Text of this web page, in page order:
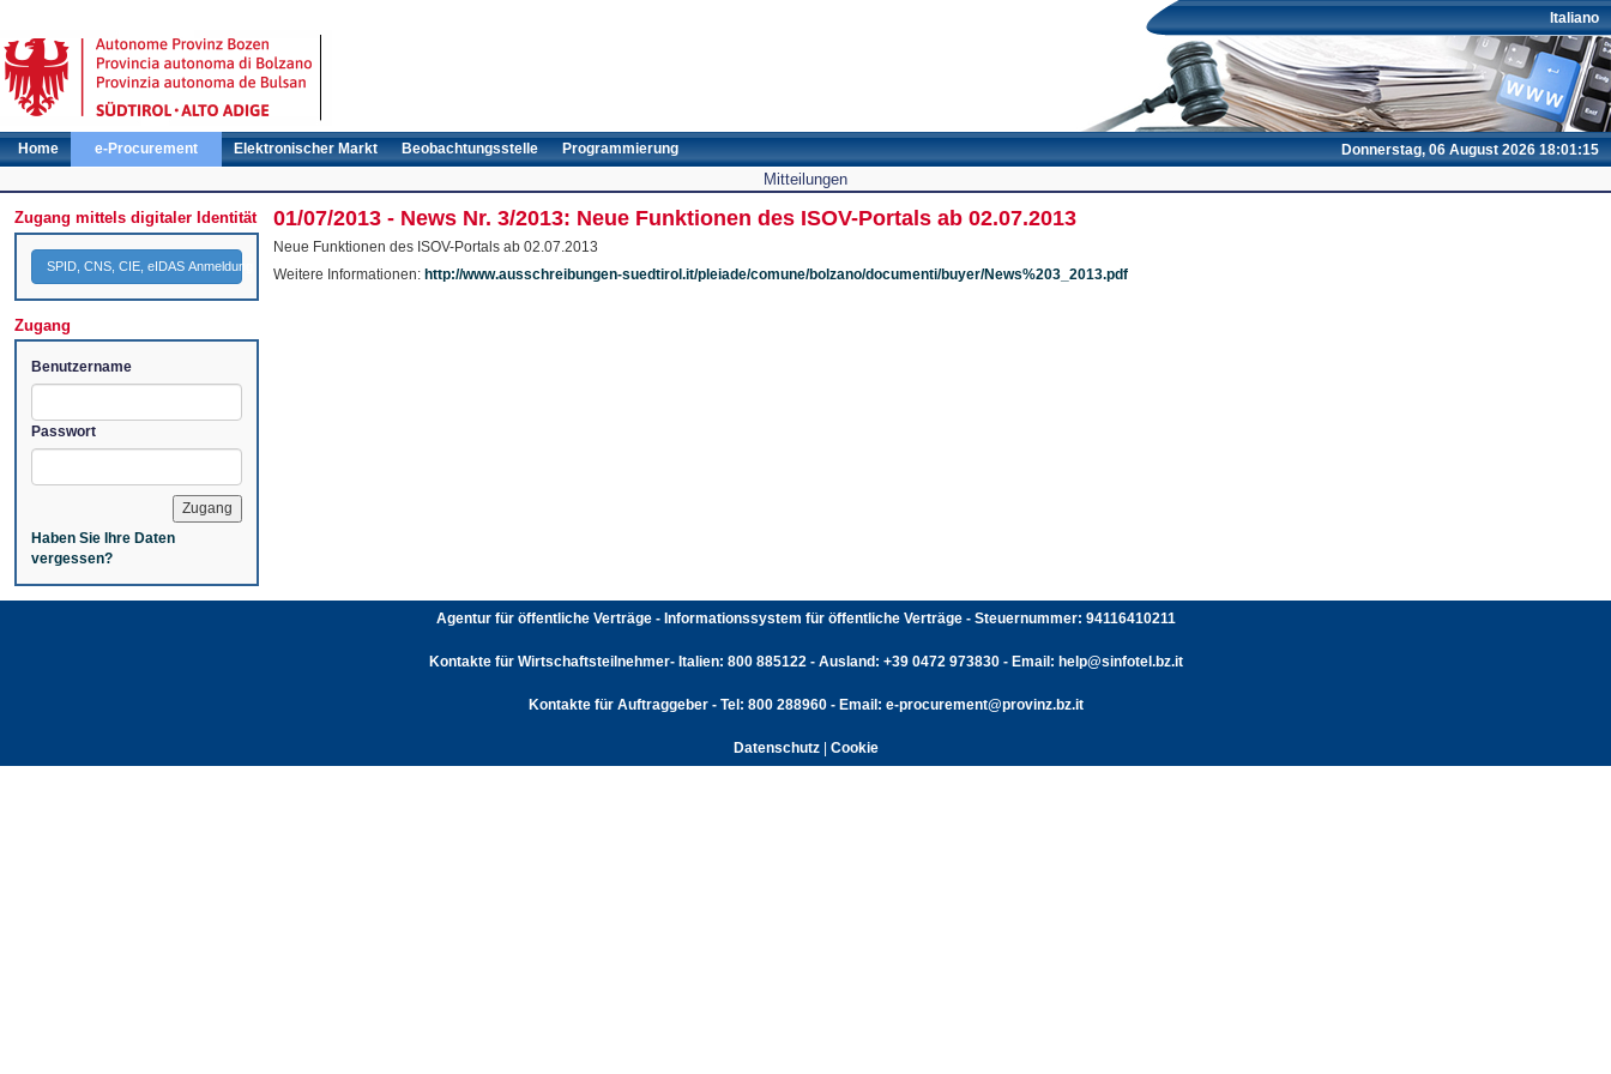
Italiano
Donnerstag, 06 August 2026 18:01:15
Home e-Procurement Elektronischer Markt Beobachtungsstelle Programmierung
Mitteilungen
Zugang mittels digitaler Identität
SPID, CNS, CIE, eIDAS Anmeldung
Zugang
Benutzername
Passwort
Haben Sie Ihre Daten
vergessen?
01/07/2013 - News Nr. 3/2013: Neue Funktionen des ISOV-Portals ab 02.07.2013
Neue Funktionen des ISOV-Portals ab 02.07.2013
Weitere Informationen: http://www.ausschreibungen-suedtirol.it/pleiade/comune/bolzano/documenti/buyer/News%203_2013.pdf
Agentur für öffentliche Verträge - Informationssystem für öffentliche Verträge - Steuernummer: 94116410211
Kontakte für Wirtschaftsteilnehmer- Italien: 800 885122 - Ausland: +39 0472 973830 - Email: help@sinfotel.bz.it
Kontakte für Auftraggeber - Tel: 800 288960 - Email: e-procurement@provinz.bz.it
Datenschutz| Cookie